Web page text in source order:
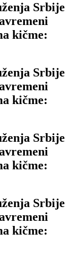
Srbije
kičme:
Srbije
kičme:
Srbije
kičme:
Srbije
kičme: